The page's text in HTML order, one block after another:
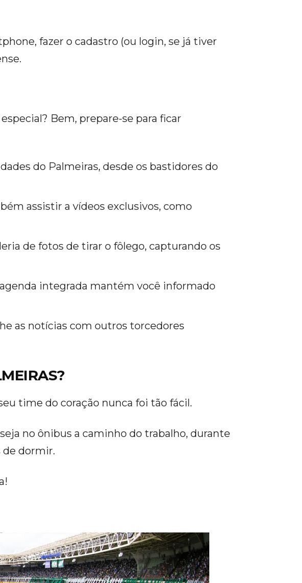
fazer o cadastro (ou login, se já tiver
Bem, prepare-se para ficar
do Palmeiras, desde os bastidores do
assistir a vídeos exclusivos, como
de fotos de tirar o fôlego, capturando os
integrada mantém você informado
as notícias com outros torcedores
time do coração nunca foi tão fácil.
no ônibus a caminho do trabalho, durante
de dormir.